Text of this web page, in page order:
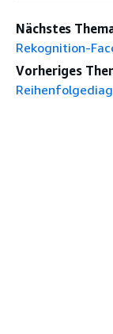
Nächstes
Rekognition-
Vorheriges